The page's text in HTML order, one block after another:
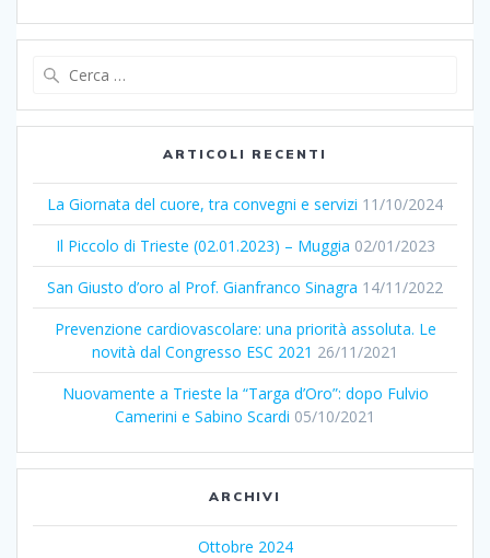
ARTICOLI RECENTI
La Giornata del cuore, tra convegni e servizi 11/10/2024
Il Piccolo di Trieste (02.01.2023) – Muggia 02/01/2023
San Giusto d’oro al Prof. Gianfranco Sinagra 14/11/2022
Prevenzione cardiovascolare: una priorità assoluta. Le
novità dal Congresso ESC 2021 26/11/2021
Nuovamente a Trieste la “Targa d’Oro”: dopo Fulvio
Camerini e Sabino Scardi 05/10/2021
ARCHIVI
Ottobre 2024